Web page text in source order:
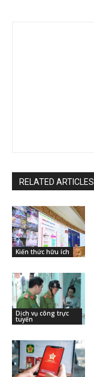
RELATED ARTICLES
Kiến thức hữu ích
Dịch vụ công trực
tuyến